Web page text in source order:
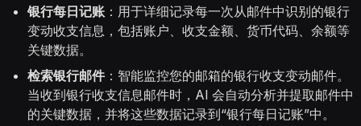
银行每日记账 ：用于详细记录每一次从邮件中识别的银行
变动收支信息，包括账户、收支金额、货币代码、余额等
关键数据。
检索银行邮件：智能监控您的邮箱的银行收支变动邮件。
当收到银行收支信息邮件时，AI 会自动分析并提取邮件中
的关键数据，并将这些数据记录到“银行每日记账”中。